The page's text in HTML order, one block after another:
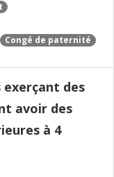
Congé de paternité
des
avoir des
à 4